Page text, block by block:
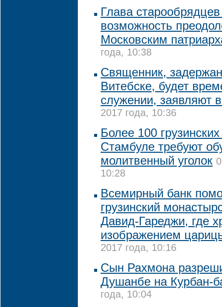
Глава
возможность
Московским
года, 10:38
Священник,
Витебске, будет
служении, заявляют
2017 года, 10:36
Более 100
Стамбуле требуют
молитвенный уголок
10:28
Всемирный банк
грузинский
Давид-Гареджи, где
изображением
2017 года, 10:16
Сын Рахмона
Душанбе на Курбан-
года, 10:04